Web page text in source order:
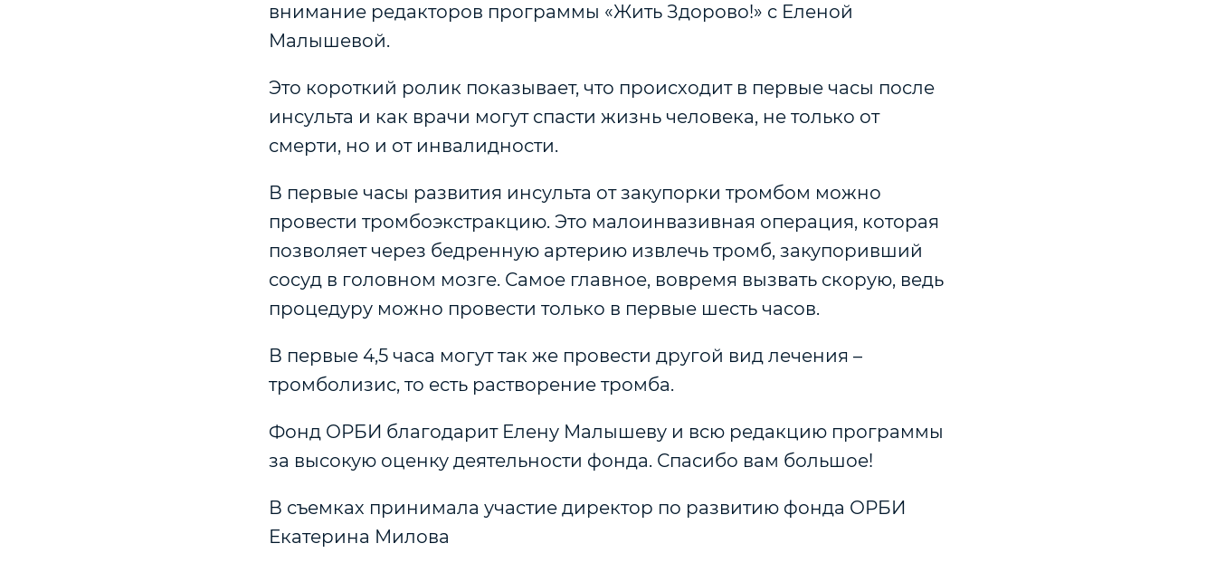
внимание редакторов программы «Жить Здорово!» с Еленой
Малышевой.
Это короткий ролик показывает, что происходит в первые часы после
инсульта и как врачи могут спасти жизнь человека, не только от
смерти, но и от инвалидности.
В первые часы развития инсульта от закупорки тромбом можно
провести тромбоэкстракцию. Это малоинвазивная операция, которая
позволяет через бедренную артерию извлечь тромб, закупоривший
сосуд в головном мозге. Самое главное, вовремя вызвать скорую, ведь
процедуру можно провести только в первые шесть часов.
В первые 4,5 часа могут так же провести другой вид лечения –
тромболизис, то есть растворение тромба.
Фонд ОРБИ благодарит Елену Малышеву и всю редакцию программы
за высокую оценку деятельности фонда. Спасибо вам большое!
В съемках принимала участие директор по развитию фонда ОРБИ
Екатерина Милова